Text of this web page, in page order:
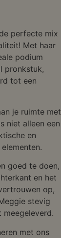
perfecte mix
Met haar
podium
pronkstuk,
tot een
je ruimte met
niet alleen een
en
goed te doen,
en het
op,
stevig
meegeleverd.
met ons